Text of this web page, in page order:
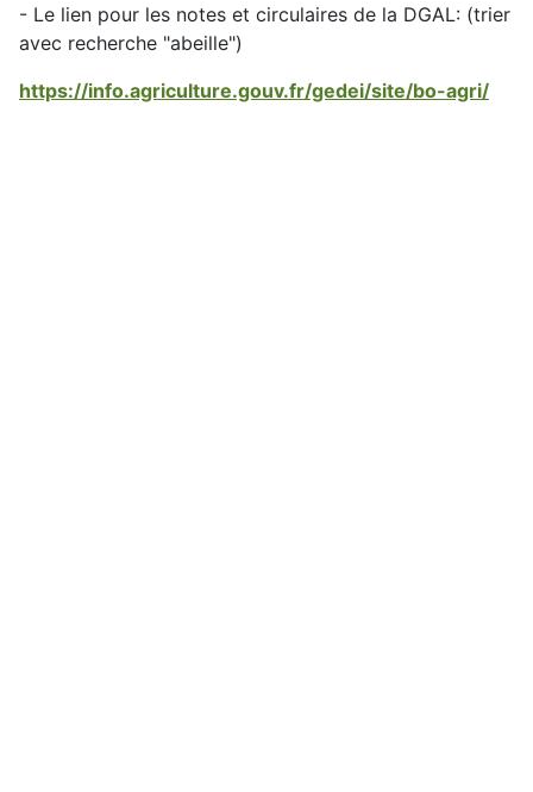
- Le lien pour les notes et circulaires de la DGAL: (trier
avec recherche "abeille")
https://info.agriculture.gouv.fr/gedei/site/bo-agri/